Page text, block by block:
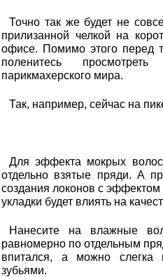
Точно так же будет не
прилизанной челкой на
офисе. Помимо этого перед
поленитесь
парикмахерского мира.
Так, например, сейчас на
Для эффекта мокрых
отдельно взятые пряди. А
создания локонов с
укладки будет влиять на
Нанесите на влажные
равномерно по отдельным
впитался, а можно слегка
зубьями.